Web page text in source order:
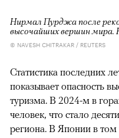
Нирмал Пурджа после
высочайших вершин мира.
© NAVESH CHITRAKAR / REUTERS
Статистика последних
показывает опасность
туризма. В 2024-м в
человек, что стало
региона. В Японии в